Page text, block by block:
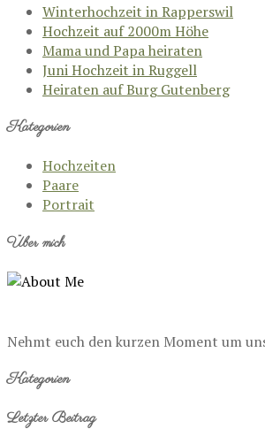
Winterhochzeit in Rapperswil
Hochzeit auf 2000m Höhe
Mama und Papa heiraten
Juni Hochzeit in Ruggell
Heiraten auf Burg Gutenberg
Kategorien
Hochzeiten
Paare
Portrait
Über mich
Nehmt euch den kurzen Moment um
Kategorien
Letzter Beitrag